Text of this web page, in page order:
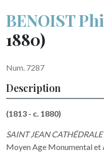
BENOIST
1880)
Num. 7287
Description
(1813 - c. 1880)
SAINT JEAN CATHÉDRALE
Moyen Age Monumental et